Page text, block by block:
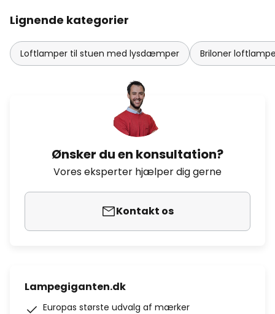
Lignende kategorier
Loftlamper til stuen med lysdæmper Briloner
Ønsker du en konsultation?
Vores eksperter hjælper dig gerne
Kontakt os
Lampegiganten.dk
Europas største udvalg af mærker